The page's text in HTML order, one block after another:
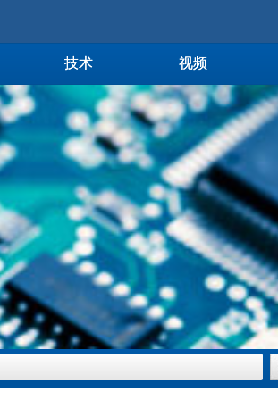
技术 视频